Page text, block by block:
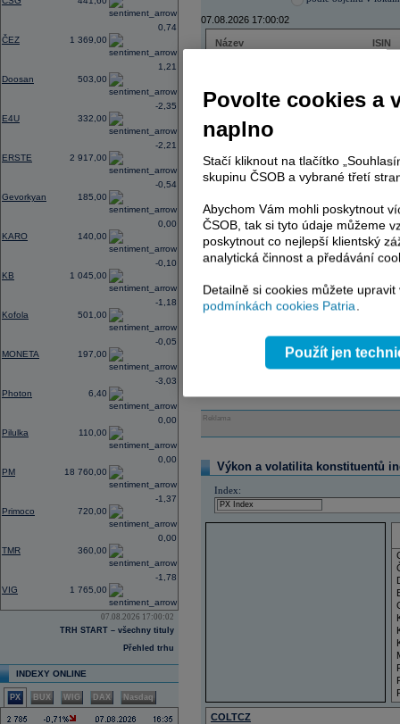
ČEZ 1 369,00
0,74
Doosan 503,00
1,21
E4U 332,00
-2,35
ERSTE 2 917,00
-2,21
Gevorkyan 185,00
-0,54
KARO 140,00
0,00
KB 1 045,00
-0,10
Kofola 501,00
-1,18
MONETA 197,00
-0,05
Photon 6,40
-3,03
Pilulka 110,00
0,00
PM 18 760,00
0,00
Primoco 720,00
-1,37
TMR 360,00
0,00
VIG 1 765,00
-1,78
07.08.2026 17:00:02
TRH START – všechny tituly
Přehled trhu
INDEXY ONLINE
PX BUX WIG DAX Nasdaq
07.08.2026 17:00:02
Název
ISIN
ERSTE BANK
TMR
AD index - vývoj
Region
Reklama
Výkon a volatilita konstituentů
Index:
COLTCZ
Povolte cookies a
naplno
Stačí kliknout na tlačítko
skupinu ČSOB a vybrané třetí
Abychom Vám mohli poskytnout
ČSOB, tak si tyto údaje můžeme
poskytnout co nejlepší klientský
analytická činnost a předávání
Detailně si cookies můžete
podmínkách cookies Patria.
Použít jen